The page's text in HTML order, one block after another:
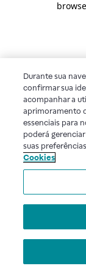
Durante sua
confirmar sua
acompanhar a
aprimoramento
essenciais para
poderá
suas
Cookies